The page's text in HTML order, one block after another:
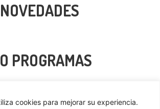
cookies para mejorar su experiencia.
PROGRAMAS